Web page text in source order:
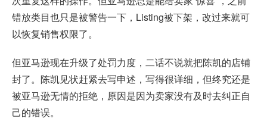
错放类目也只是被警告一下，Listing被下架，改过来就可
以恢复销售权限了。
但亚马逊现在升级了处罚力度，二话不说就把陈凯的店铺
封了。陈凯见状赶紧去写申述，写得很详细，但终究还是
被亚马逊无情的拒绝，原因是因为卖家没有及时去纠正自
己的错误。